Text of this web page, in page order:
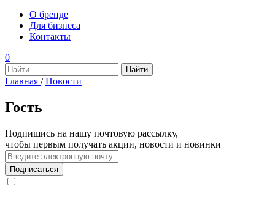
О бренде
Для бизнеса
Контакты
0
Главная / Новости
Гость
Подпишись на нашу почтовую рассылку,
чтобы первым получать акции, новости и новинки
Подписаться